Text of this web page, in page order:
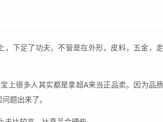
，下足了功夫，不管是在外形，皮料，五金，走
上很多人其实都是拿超A来当正品卖。因为品质
题出来了。